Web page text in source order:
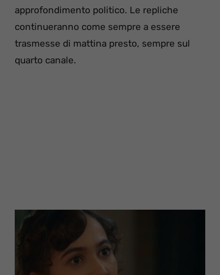
approfondimento politico. Le repliche
continueranno come sempre a essere
trasmesse di mattina presto, sempre sul
quarto canale.